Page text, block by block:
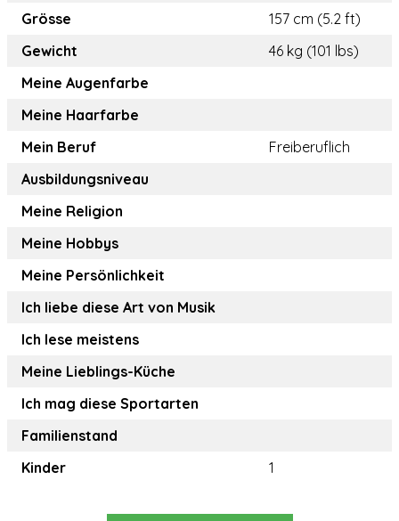
Grösse
157 cm (5.2 ft)
Gewicht
46 kg (101 lbs)
Meine Augenfarbe
Meine Haarfarbe
Mein Beruf
Freiberuflich
Ausbildungsniveau
Meine Religion
Meine Hobbys
Meine Persönlichkeit
Ich liebe diese Art von Musik
Ich lese meistens
Meine Lieblings-Küche
Ich mag diese Sportarten
Familienstand
Kinder
1